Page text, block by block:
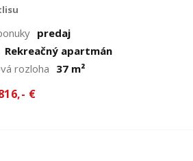
predaj
Rekreačný apartmán
rozloha 37 m²
€